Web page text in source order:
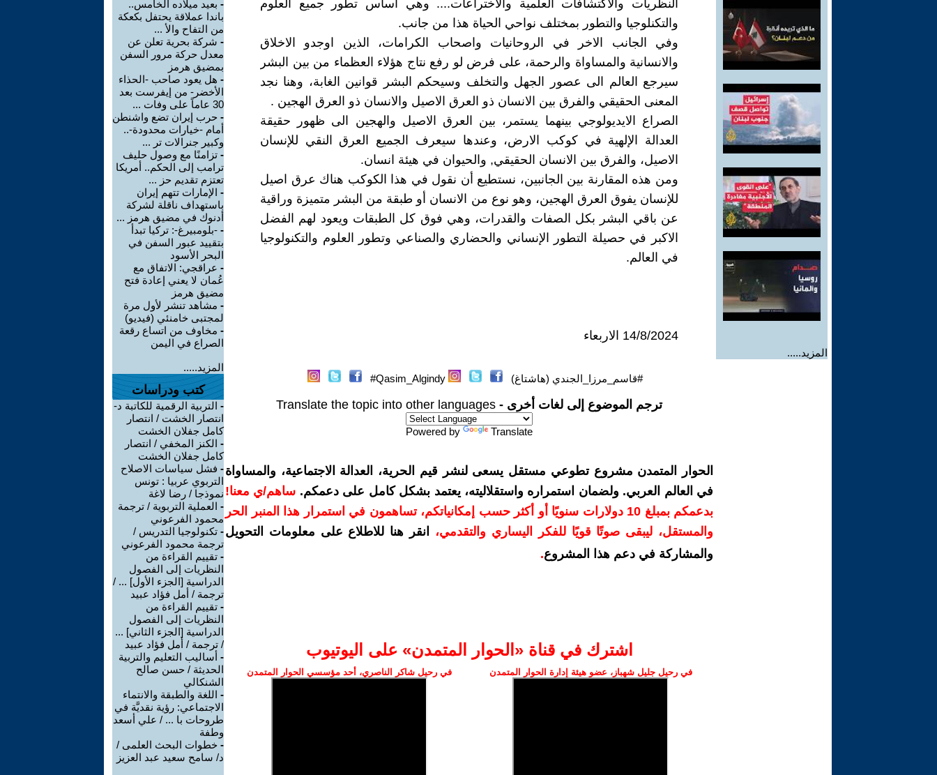
المزيد.....
النظريات والاكتشافات العلمية والاختراعات.... وهي اساس تطور جميع العلوم
والتكنلوجيا والتطور بمختلف نواحي الحياة هذا من جانب.
وفي الجانب الاخر في الروحانيات واصحاب الكرامات، الذين اوجدو الاخلاق
والانسانية والمساواة والرحمة، على فرض لو رفع نتاج هؤلاء العظماء من بين البشر
سيرجع العالم الى عصور الجهل والتخلف وسيحكم البشر قوانين الغابة، وهنا نجد
المعنى الحقيقي والفرق بين الانسان ذو العرق الاصيل والانسان ذو العرق الهجين .
الصراع الايديولوجي بينهما يستمر، بين العرق الاصيل والهجين الى ظهور حقيقة
العدالة الإلهية في كوكب الارض، وعندها سيعرف الجميع العرق النقي للإنسان
الاصيل، والفرق بين الانسان الحقيقي, والحيوان في هيئة انسان.
ومن هذه المقارنة بين الجانبين، نستطيع أن نقول في هذا الكوكب هناك عرق اصيل
للإنسان يفوق العرق الهجين، وهو نوع من الانسان أو طبقة من البشر متميزة وراقية
عن باقي البشر بكل الصفات والقدرات، وهي فوق كل الطبقات ويعود لهم الفضل
الاكبر في حصيلة التطور الإنساني والحضاري والصناعي وتطور العلوم والتكنولوجيا
في العالم.
14/8/2024 الاربعاء
#قاسم_مرزا_الجندي (هاشتاغ) Qasim_Algindy#
ترجم الموضوع إلى لغات أخرى - Translate the topic into other languages
Powered by Translate
الحوار المتمدن مشروع تطوعي مستقل يسعى لنشر قيم الحرية، العدالة الاجتماعية، والمساواة
في العالم العربي. ولضمان استمراره واستقلاليته، يعتمد بشكل كامل على دعمكم. ساهم/ي معنا!
بدعمكم بمبلغ 10 دولارات سنويًا أو أكثر حسب إمكانياتكم، تساهمون في استمرار هذا المنبر الحر
والمستقل، ليبقى صوتًا قويًا للفكر اليساري والتقدمي،
انقر هنا للاطلاع على معلومات التحويل
والمشاركة في دعم هذا المشروع.
اشترك في قناة ‫«الحوار المتمدن» على اليوتيوب
في رحيل جليل شهباز، عضو هيئة إدارة الحوار المتمدن في رحيل شاكر الناصري، أحد مؤسسي الحوار المتمدن
- بعيد ميلاده الخامس..
باندا عملاقة يحتفل بكعكة
من التفاح والأ ...
- شركة بحرية تعلن عن
معدل حركة مرور السفن
بمضيق هرمز
- هل يعود صاحب -الحذاء
الأخضر- من إيفرست بعد
30 عاماً على وفات ...
- حرب إيران تضع واشنطن
أمام -خيارات محدودة-..
وكبير جنرالات تر ...
- تزامنًا مع وصول حليف
ترامب إلى الحكم.. أمريكا
تعتزم تقديم حز ...
- الإمارات تتهم إيران
باستهداف ناقلة لشركة
أدنوك في مضيق هرمز ...
- -بلومبيرغ-: تركيا تبدأ
بتقييد عبور السفن في
البحر الأسود
- عراقجي: الاتفاق مع
عُمان لا يعني إعادة فتح
مضيق هرمز
- مشاهد تنشر لأول مرة
لمجتبى خامنئي (فيديو)
- مخاوف من اتساع رقعة
الصراع في اليمن
المزيد.....
كتب ودراسات
- التربية الرقمية للكاتبة د-
انتصار الخشت / انتصار
كامل جفلان الخشت
- الكنز المخفي / انتصار
كامل جفلان الخشت
- فشل سياسات الاصلاح
التربوي عربيا : تونس
نموذجا / رضا لاغة
- العملية التربوية / ترجمة
محمود الفرعوني
- تكنولوجيا التدريس /
ترجمة محمود الفرعوني
- تقييم القراءة من
النظريات إلى الفصول
الدراسية [الجزء الأول] ... /
ترجمة / أمل فؤاد عبيد
- تقييم القراءة من
النظريات إلى الفصول
الدراسية [الجزء الثاني] ...
/ ترجمة / أمل فؤاد عبيد
- أساليب التعليم والتربية
الحديثة / حسن صالح
الشنكالي
- اللغة والطبقة والانتماء
الاجتماعي: رؤية نقديَّة في
طروحات با ... / علي أسعد
وطفة
- خطوات البحث العلمى /
د/ سامح سعيد عبد العزيز